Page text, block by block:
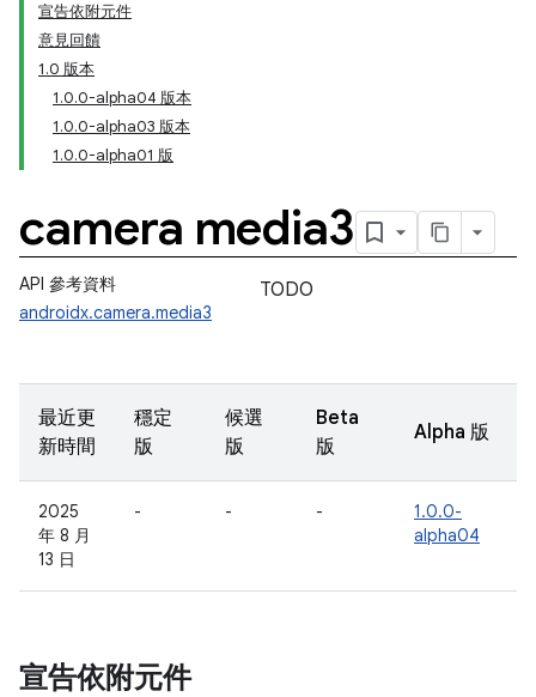
宣告依附元件
意見回饋
1.0 版本
1.0.0-alpha04 版本
1.0.0-alpha03 版本
1.0.0-alpha01 版
camera media3
API 參考資料
androidx.camera.media3
TODO
最近更
新時間
穩定
版
候選
版
Beta
版
Alpha 版
2025
年 8 月
13 日
- - -
1.0.0-
alpha04
宣告依附元件